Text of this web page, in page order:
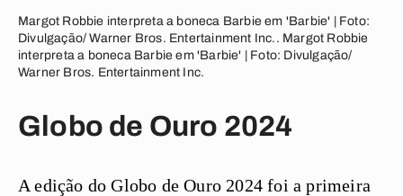
Margot Robbie interpreta a boneca Barbie em 'Barbie' | Foto:
Divulgação/ Warner Bros. Entertainment Inc.. Margot Robbie
interpreta a boneca Barbie em 'Barbie' | Foto: Divulgação/
Warner Bros. Entertainment Inc.
Globo de Ouro 2024
A edição do Globo de Ouro 2024 foi a primeira